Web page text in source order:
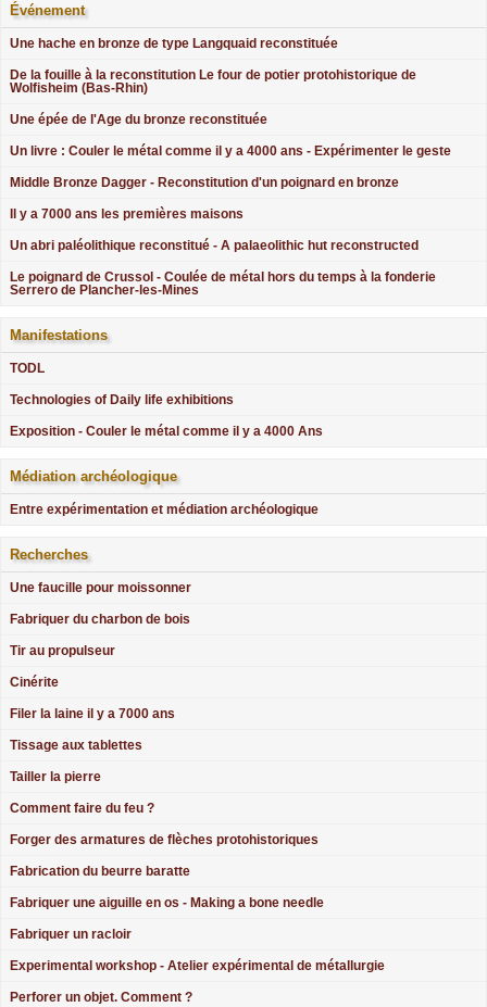
Événement
Une hache en bronze de type Langquaid reconstituée
De la fouille à la reconstitution Le four de potier protohistorique de
Wolfisheim (Bas-Rhin)
Une épée de l'Age du bronze reconstituée
Un livre : Couler le métal comme il y a 4000 ans - Expérimenter le geste
Middle Bronze Dagger - Reconstitution d'un poignard en bronze
Il y a 7000 ans les premières maisons
Un abri paléolithique reconstitué - A palaeolithic hut reconstructed
Le poignard de Crussol - Coulée de métal hors du temps à la fonderie
Serrero de Plancher-les-Mines
Manifestations
TODL
Technologies of Daily life exhibitions
Exposition - Couler le métal comme il y a 4000 Ans
Médiation archéologique
Entre expérimentation et médiation archéologique
Recherches
Une faucille pour moissonner
Fabriquer du charbon de bois
Tir au propulseur
Cinérite
Filer la laine il y a 7000 ans
Tissage aux tablettes
Tailler la pierre
Comment faire du feu ?
Forger des armatures de flèches protohistoriques
Fabrication du beurre baratte
Fabriquer une aiguille en os - Making a bone needle
Fabriquer un racloir
Experimental workshop - Atelier expérimental de métallurgie
Perforer un objet. Comment ?